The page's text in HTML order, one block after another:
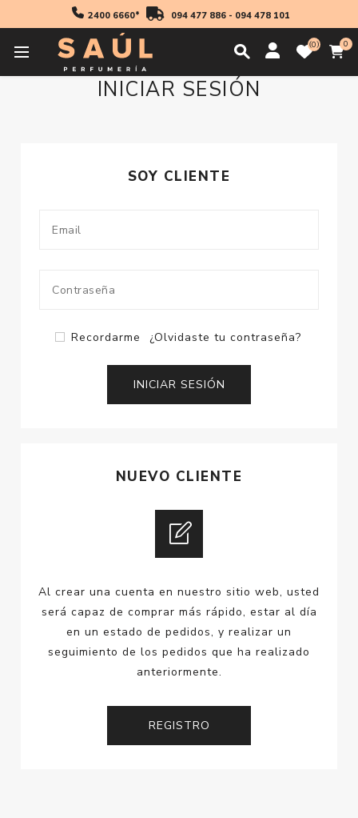
2400 6660* 094 477 886- 094 478 101
0 0
INICIAR SESIÓN
SOY CLIENTE
Recordarme ¿Olvidaste tu contraseña?
NUEVO CLIENTE
Al crear una cuenta en nuestro sitio web, usted
será capaz de comprar más rápido, estar al día
en un estado de pedidos, y realizar un
seguimiento de los pedidos que ha realizado
anteriormente.